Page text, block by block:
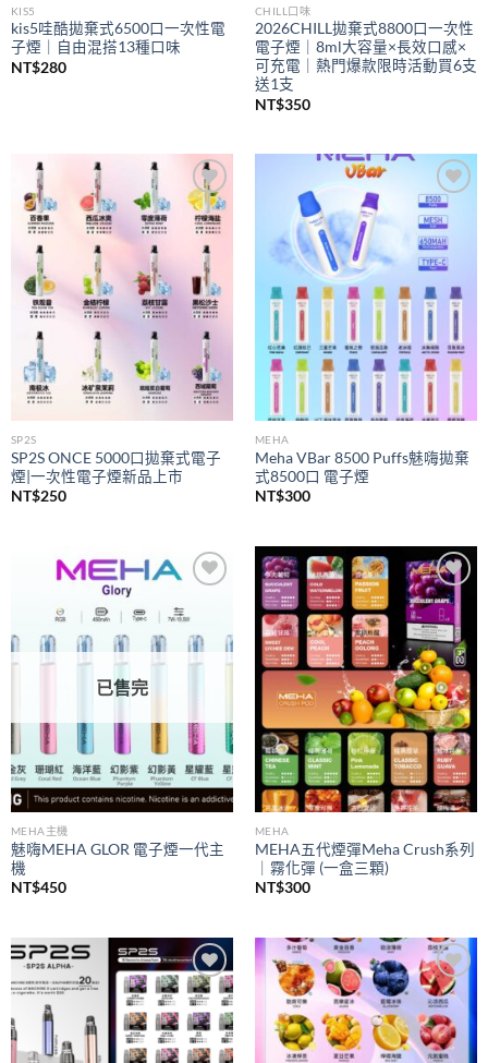
KIS5
kis5哇酷拋棄式6500口一次性電
子煙｜自由混搭13種口味
NT$280
CHILL口味
2026CHILL拋棄式8800口一次性
電子煙｜8ml大容量×長效口感×
可充電｜熱門爆款限時活動買6支
送1支
NT$350
Add to
wishlist
SP2S
SP2S ONCE 5000口拋棄式電子
煙|一次性電子煙新品上市
NT$250
Add to
wishlist
MEHA
Meha VBar 8500 Puffs魅嗨拋棄
式8500口 電子煙
NT$300
wishlist
已售完
MEHA主機
魅嗨MEHA GLOR 電子煙一代主
機
NT$450
Add to
wishlist
MEHA
MEHA五代煙彈Meha Crush系列
｜霧化彈 (一盒三顆)
NT$300
Add to
wishlist
Add to
wishlist